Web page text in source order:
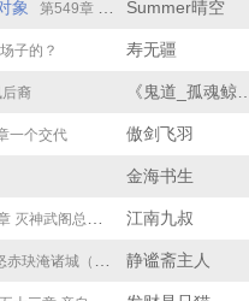
象 第549章 故人重逢 Summer晴空
子的？ 寿无疆
裔
一个交代 傲剑飞羽
金海书生
武阁总部（二） 江南九叔
淹诸城（中） 静谧斋主人